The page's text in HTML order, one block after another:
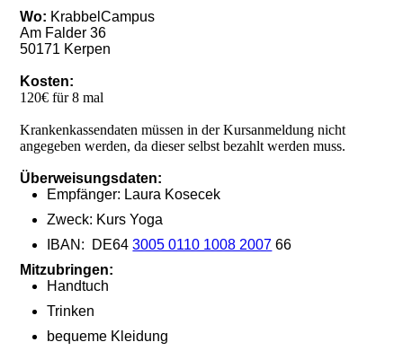
Wo: KrabbelCampus
Am Falder 36
50171 Kerpen
Kosten:
120€ für 8 mal
Krankenkassendaten müssen in der Kursanmeldung nicht
angegeben werden, da dieser selbst bezahlt werden muss.
Überweisungsdaten:
Empfänger: Laura Kosecek
Zweck: Kurs Yoga
IBAN: DE643005 0110 1008 2007 66
Mitzubringen:
Handtuch
Trinken
bequeme Kleidung